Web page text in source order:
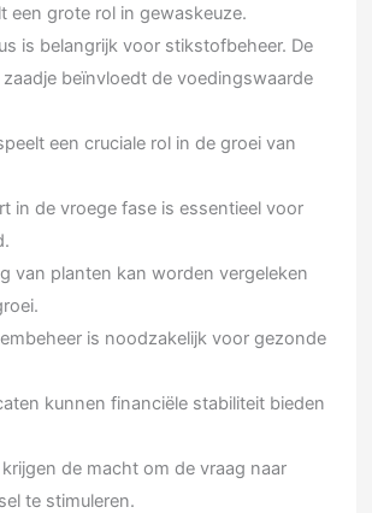
een grote rol in gewaskeuze.
is belangrijk voor stikstofbeheer. De
beïnvloedt de voedingswaarde
een cruciale rol in de groei van
in de vroege fase is essentieel voor
van planten kan worden vergeleken
is noodzakelijk voor gezonde
kunnen financiële stabiliteit bieden
de macht om de vraag naar
te stimuleren.